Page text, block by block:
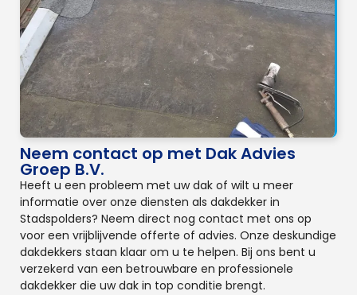
Neem contact op met Dak Advies
Groep B.V.
Heeft u een probleem met uw dak of wilt u meer
informatie over onze diensten als dakdekker in
Stadspolders? Neem direct nog contact met ons op
voor een vrijblijvende offerte of advies. Onze deskundige
dakdekkers staan klaar om u te helpen. Bij ons bent u
verzekerd van een betrouwbare en professionele
dakdekker die uw dak in top conditie brengt.